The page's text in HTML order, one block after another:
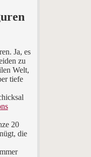
Ja, es
zu
Welt,
tiefe
20
die